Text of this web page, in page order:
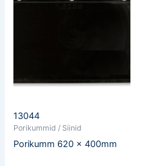
13044
Porikummid / Siinid
Porikumm 620 x 400mm